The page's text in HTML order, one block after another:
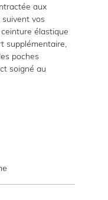
aux
vos
élastique
supplémentaire,
poches
soigné au